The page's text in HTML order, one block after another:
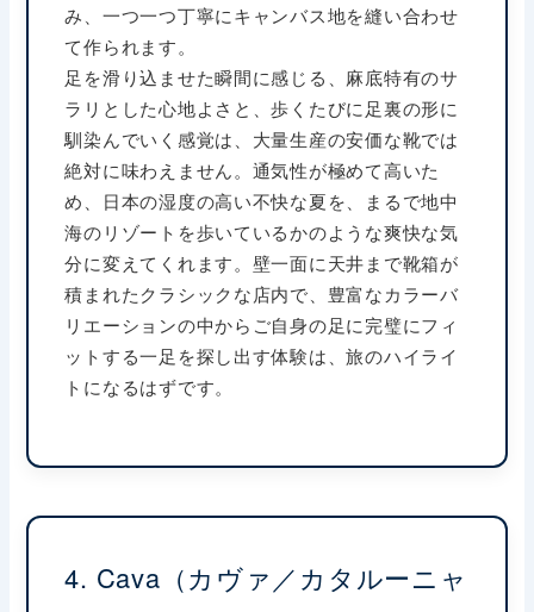
み、一つ一つ丁寧にキャンバス地を縫い合わせ
て作られます。
足を滑り込ませた瞬間に感じる、麻底特有のサ
ラリとした心地よさと、歩くたびに足裏の形に
馴染んでいく感覚は、大量生産の安価な靴では
絶対に味わえません。通気性が極めて高いた
め、日本の湿度の高い不快な夏を、まるで地中
海のリゾートを歩いているかのような爽快な気
分に変えてくれます。壁一面に天井まで靴箱が
積まれたクラシックな店内で、豊富なカラーバ
リエーションの中からご自身の足に完璧にフィ
ットする一足を探し出す体験は、旅のハイライ
トになるはずです。
4. Cava（カヴァ／カタルーニャ